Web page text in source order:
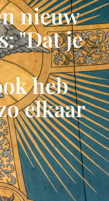
nieuw
"Dat je
heb
elkaar